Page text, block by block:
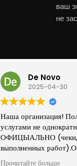
ваш
не
Bart Play
2025-04-30
Приємно вражений
оперативно приїхали,
завантажили,
розумінням своєї
захваті. Рекомендую
Прочитайте больше